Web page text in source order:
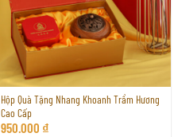
Hộp Quà Tặng Nhang Khoanh Trầm Hương
Cao Cấp
950.000 ₫